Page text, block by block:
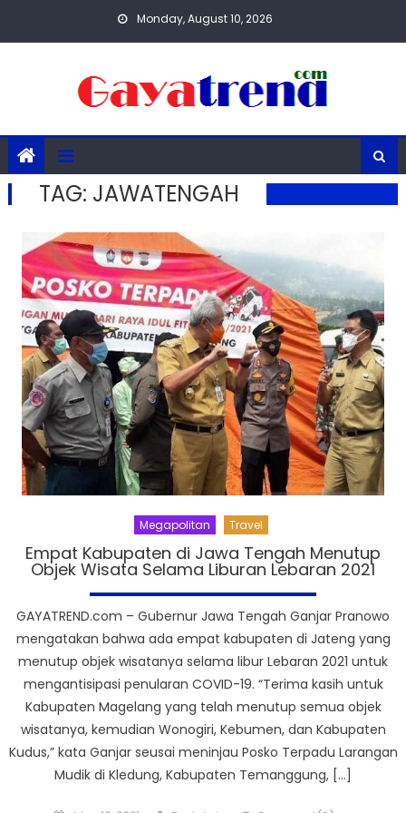
Monday, August 10, 2026
TAG: JAWATENGAH
Megapolitan Travel
Empat Kabupaten di Jawa Tengah Menutup
Objek Wisata Selama Liburan Lebaran 2021
GAYATREND.com – Gubernur Jawa Tengah Ganjar Pranowo
mengatakan bahwa ada empat kabupaten di Jateng yang
menutup objek wisatanya selama libur Lebaran 2021 untuk
mengantisipasi penularan COVID-19. “Terima kasih untuk
Kabupaten Magelang yang telah menutup semua objek
wisatanya, kemudian Wonogiri, Kebumen, dan Kabupaten
Kudus,” kata Ganjar seusai meninjau Posko Terpadu Larangan
Mudik di Kledung, Kabupaten Temanggung, […]